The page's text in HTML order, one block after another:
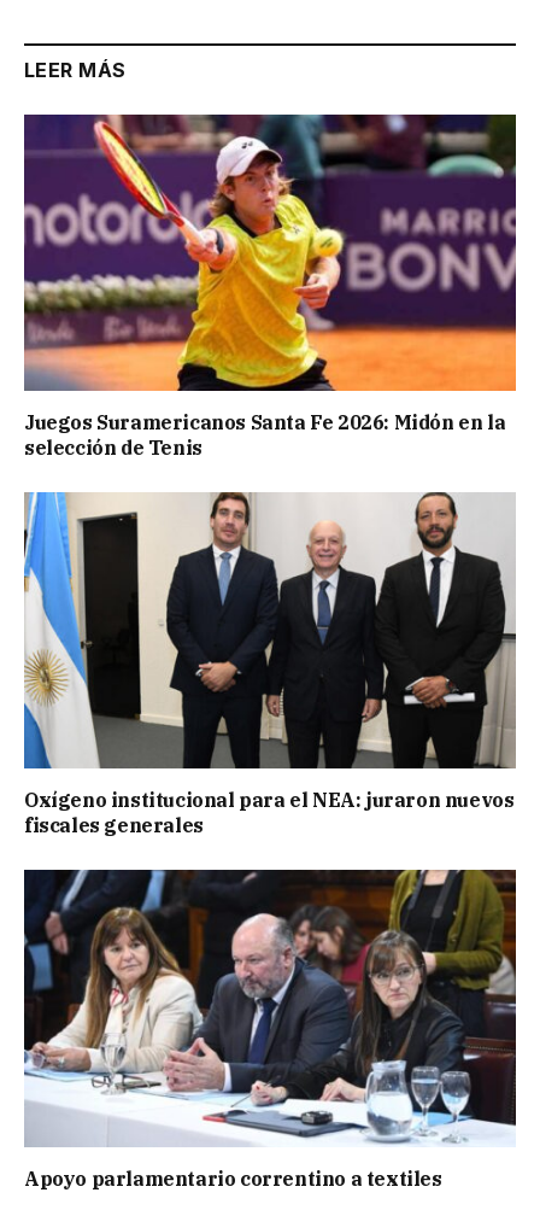
LEER MÁS
Juegos Suramericanos Santa Fe 2026: Midón en la
selección de Tenis
Oxígeno institucional para el NEA: juraron nuevos
fiscales generales
Apoyo parlamentario correntino a textiles